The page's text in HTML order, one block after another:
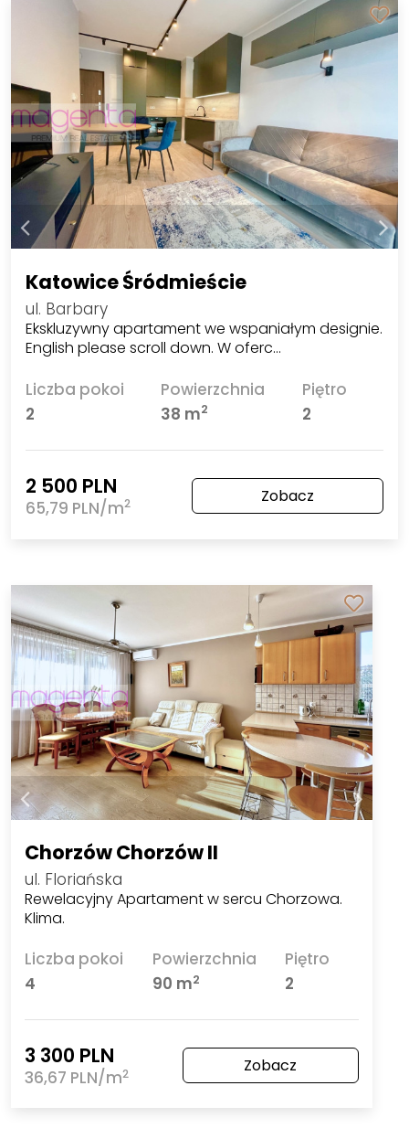
Katowice Śródmieście
ul. Barbary
Ekskluzywny apartament we wspaniałym designie.
English please scroll down. W oferc…
Liczba pokoi
2
Powierzchnia
38 m2
Piętro
2
2 500 PLN
65,79 PLN/m2 Zobacz
Chorzów Chorzów II
ul. Floriańska
Rewelacyjny Apartament w sercu Chorzowa.
Klima.
Liczba pokoi
4
Powierzchnia
90 m2
Piętro
2
3 300 PLN
36,67 PLN/m2 Zobacz